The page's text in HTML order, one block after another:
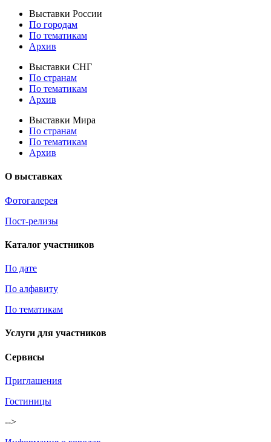
Выставки России
По городам
По тематикам
Архив
Выставки СНГ
По странам
По тематикам
Архив
Выставки Мира
По странам
По тематикам
Архив
О выставках
Фотогалерея
Пост-релизы
Каталог участников
По дате
По алфавиту
По тематикам
Услуги для участников
Сервисы
Приглашения
Гостиницы
-->